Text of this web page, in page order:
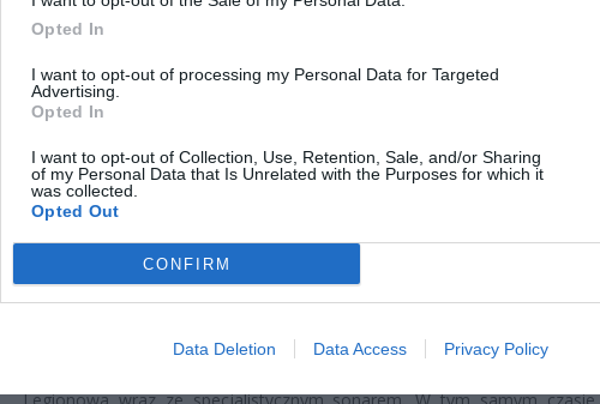
Opted In
I want to opt-out of processing my Personal Data for Targeted
Advertising.
Opted In
I want to opt-out of Collection, Use, Retention, Sale, and/or Sharing
of my Personal Data that Is Unrelated with the Purposes for which it
was collected.
Opted Out
CONFIRM
Data Deletion Data Access Privacy Policy
ad
W akcji wzięła udział Jednostka OSP Ratownictwa Wodnego z Modlina